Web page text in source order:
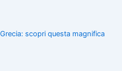
scopri questa magnifica